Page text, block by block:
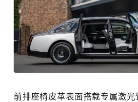
前排座椅皮革表面搭载专属激光